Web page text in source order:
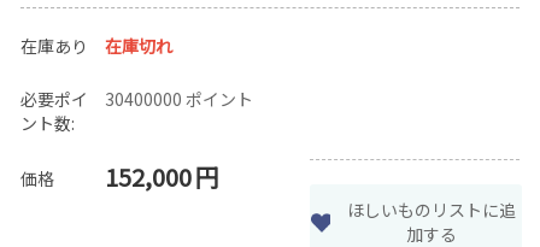
在庫あり 在庫切れ
必要ポイ
ント数:
30400000 ポイント
価格 152,000円
ほしいものリストに追
加する